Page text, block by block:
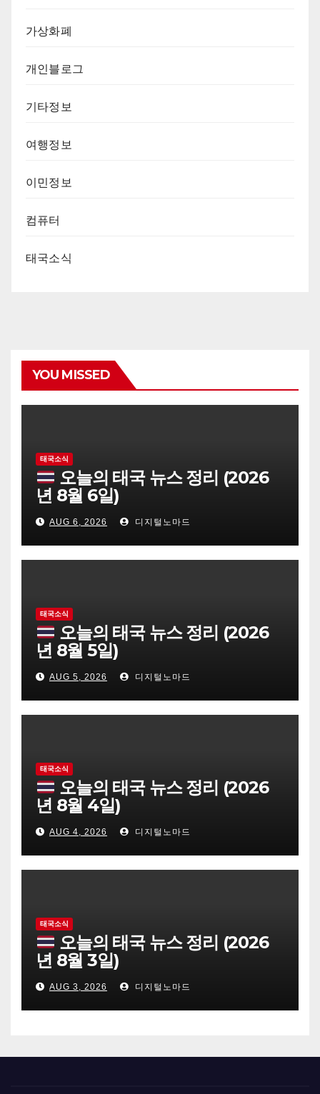
가상화폐
개인블로그
기타정보
여행정보
이민정보
컴퓨터
태국소식
YOU MISSED
태국소식
오늘의 태국 뉴스 정리 (2026
년 8월 6일)
AUG 6, 2026 디지털노마드
태국소식
오늘의 태국 뉴스 정리 (2026
년 8월 5일)
AUG 5, 2026 디지털노마드
태국소식
오늘의 태국 뉴스 정리 (2026
년 8월 4일)
AUG 4, 2026 디지털노마드
태국소식
오늘의 태국 뉴스 정리 (2026
년 8월 3일)
AUG 3, 2026 디지털노마드